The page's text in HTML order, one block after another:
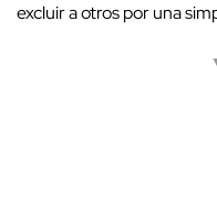
excluir a otros por una